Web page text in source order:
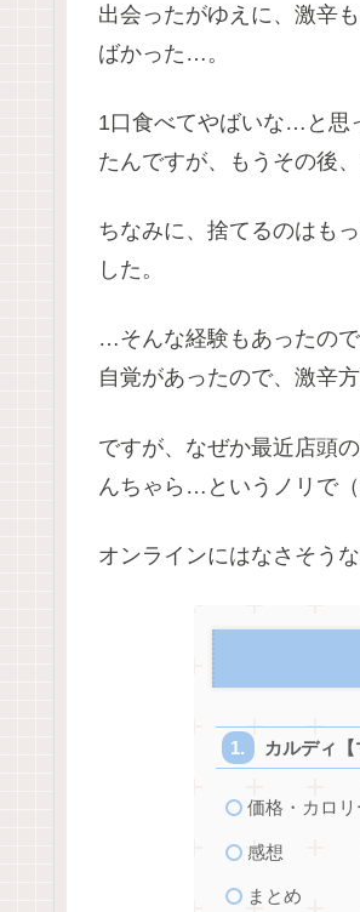
出会ったがゆえに、激辛
ばかった…。
1口食べてやばいな…と思
たんですが、もうその後
ちなみに、捨てるのはも
した。
…そんな経験もあったの
自覚があったので、激辛
ですが、なぜか最近店頭
んちゃら…というノリで（
オンラインにはなさそう
カルディ【
価格・カロリ
感想
まとめ